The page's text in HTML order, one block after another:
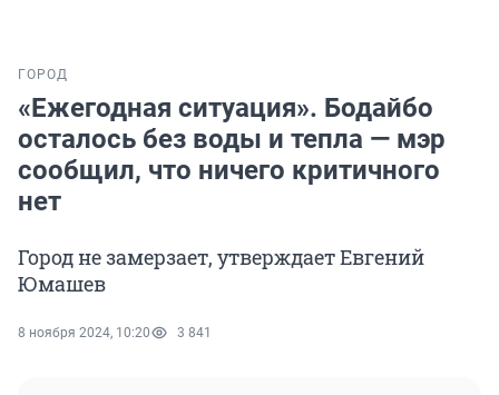
ГОРОД
«Ежегодная ситуация». Бодайбо
осталось без воды и тепла — мэр
сообщил, что ничего критичного
нет
Город не замерзает, утверждает Евгений
Юмашев
8 ноября 2024, 10:20 3 841